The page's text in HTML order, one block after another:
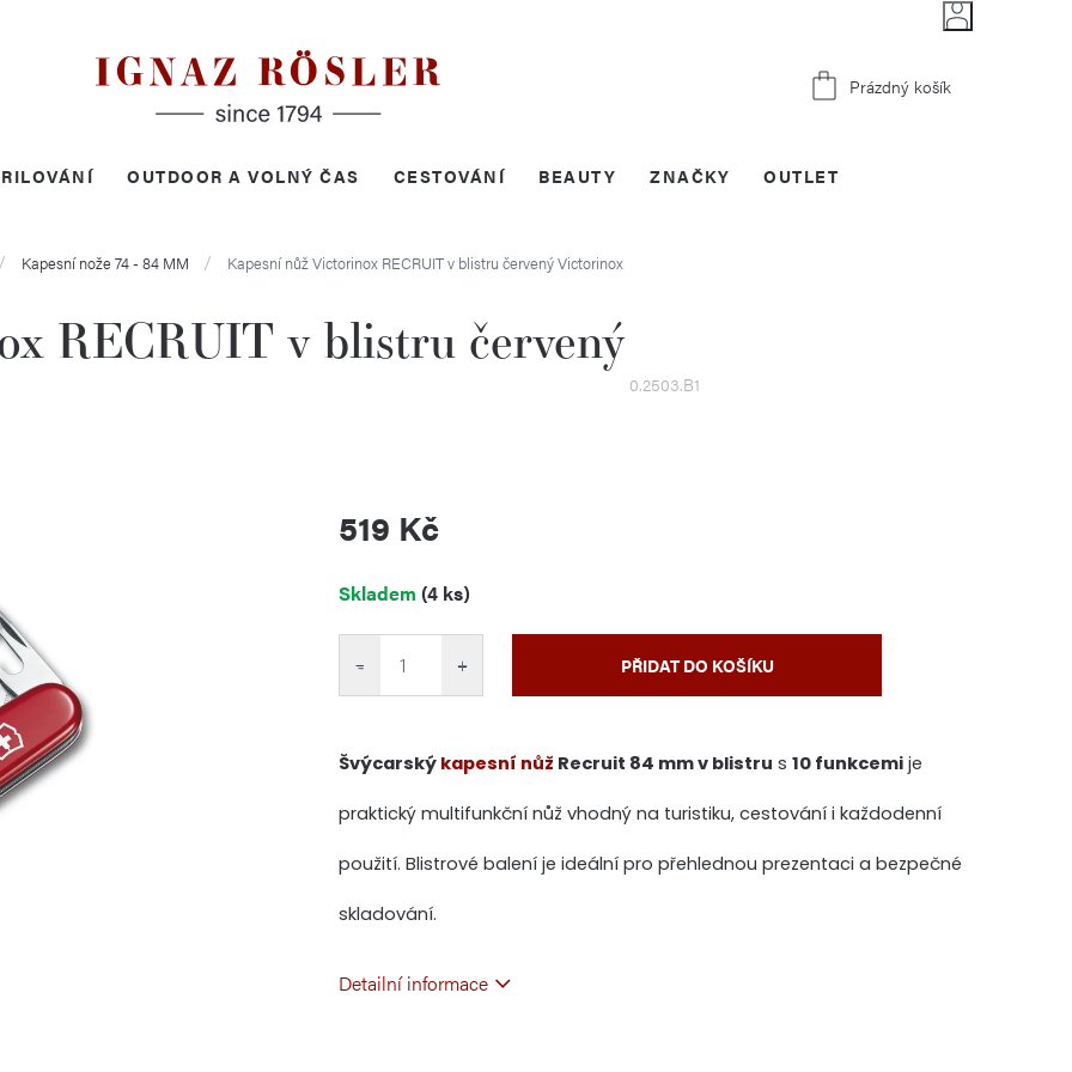
Nákupní
Prázdný košík
OUTDOOR A VOLNÝ ČAS CESTOVÁNÍ BEAUTY OUTLET
ZNAČKY
Kapesní nože 74 - 84 MM Kapesní nůž Victorinox RECRUIT v blistru červenýVictorinox
RECRUIT v blistru červený
0.2503.B1
519 Kč
cena:
Skladem (4 ks)
+
− PŘIDAT DO KOŠÍKU
Švýcarský kapesní nůž Recruit 84 mm v blistru s 10 funkcemi je
praktický multifunkční nůž vhodný na turistiku, cestování i každodenní
použití. Blistrové balení je ideální pro přehlednou prezentaci a bezpečné
skladování.
Detailní informace